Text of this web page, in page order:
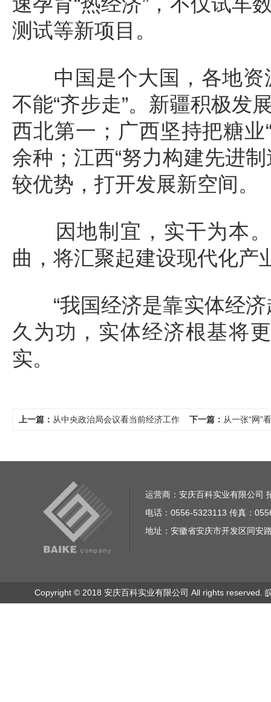
测试等新项目。
中国是个大国，各地资
不能“齐步走”。新疆积极发
西北第一；广西坚持把糖
余种；江西“努力构建先进
较优势，打开发展新空间。
因地制宜，实干为本。
曲，将汇聚起建设现代化产
“我国经济是靠实体经济
久为功，实体经济根基将
实。
上一篇： 从中央政治局会议看当前经济工作 下一篇： 从一张“网”
运营商：安庆百科实业有限公司
电话：0556-5323113 传真：
地址：安徽省安庆市开发区同安
Copyright © 2018 安庆百科实业有限公司 All rights reserved.